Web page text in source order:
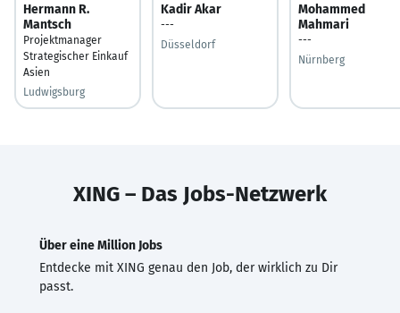
Hermann R.
Mantsch
Projektmanager
Strategischer Einkauf
Asien
Ludwigsburg
Kadir Akar
---
Düsseldorf
Mohammed
Mahmari
---
Nürnberg
XING – Das Jobs-Netzwerk
Über eine Million Jobs
Entdecke mit XING genau den Job, der wirklich zu Dir
passt.